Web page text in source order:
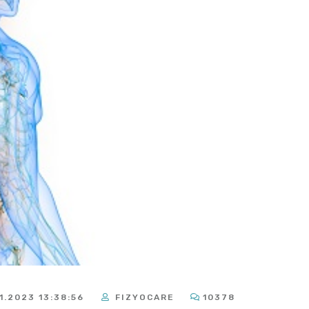
13:38:56 FIZYOCARE 10378